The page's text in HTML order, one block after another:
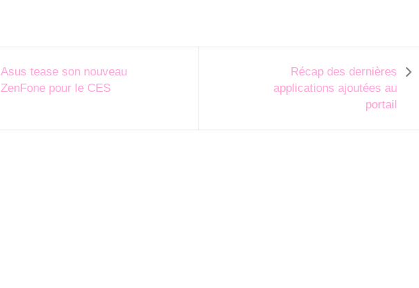
Asus tease son nouveau
ZenFone pour le CES
Récap des dernières
applications ajoutées au
portail